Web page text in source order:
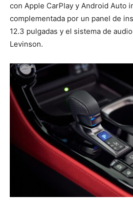
con Apple CarPlay y Android Auto
complementada por un panel de
12.3 pulgadas y el sistema de
Levinson.